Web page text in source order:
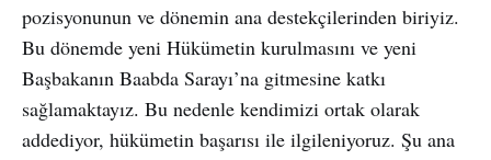
pozisyonunun ve dönemin ana destekçilerinden biriyiz.
Bu dönemde yeni Hükümetin kurulmasını ve yeni
Başbakanın Baabda Sarayı’na gitmesine katkı
sağlamaktayız. Bu nedenle kendimizi ortak olarak
addediyor, hükümetin başarısı ile ilgileniyoruz. Şu ana